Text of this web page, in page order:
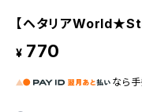
【ヘタリア
¥ 770
なら